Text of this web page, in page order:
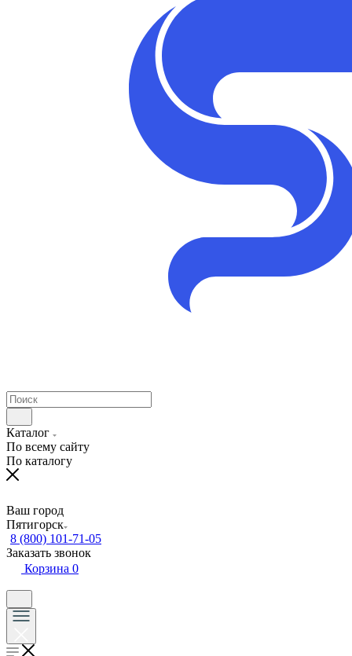
Каталог
По всему сайту
По каталогу
Ваш город
Пятигорск
8 (800) 101-71-05
Заказать звонок
Корзина 0